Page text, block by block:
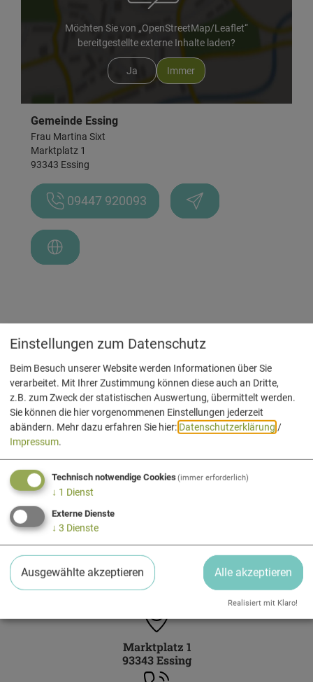
Möchten Sie von „OpenStreetMap/Leaflet“
bereitgestellte externe Inhalte laden?
Ja Immer
Gemeinde Essing
Frau Martina Sixt
Marktplatz 1
93343 Essing
09447 920093
Rathaus / Touristinformation
Markt Essing
Öffnungszeiten
Montag bis Donnerstag: 13:00 bis 17:00 Uhr
Freitag: 13:00 bis 16:15 Uhr
Montag bis Freitag: 10:00 bis 12:00 Uhr
Marktplatz 1
93343 Essing
Einstellungen zum Datenschutz
Beim Besuch unserer Website werden Informationen über Sie
verarbeitet. Mit Ihrer Zustimmung können diese auch an Dritte,
z.B. zum Zweck der statistischen Auswertung, übermittelt werden.
Sie können die hier vorgenommenen Einstellungen jederzeit
abändern. Mehr dazu erfahren Sie hier:Datenschutzerklärung /
Impressum.
Technisch notwendige Cookies(immer erforderlich)
↓ 1 Dienst
Externe Dienste
↓ 3 Dienste
Ausgewählte akzeptieren Alle akzeptieren
Realisiert mit Klaro!